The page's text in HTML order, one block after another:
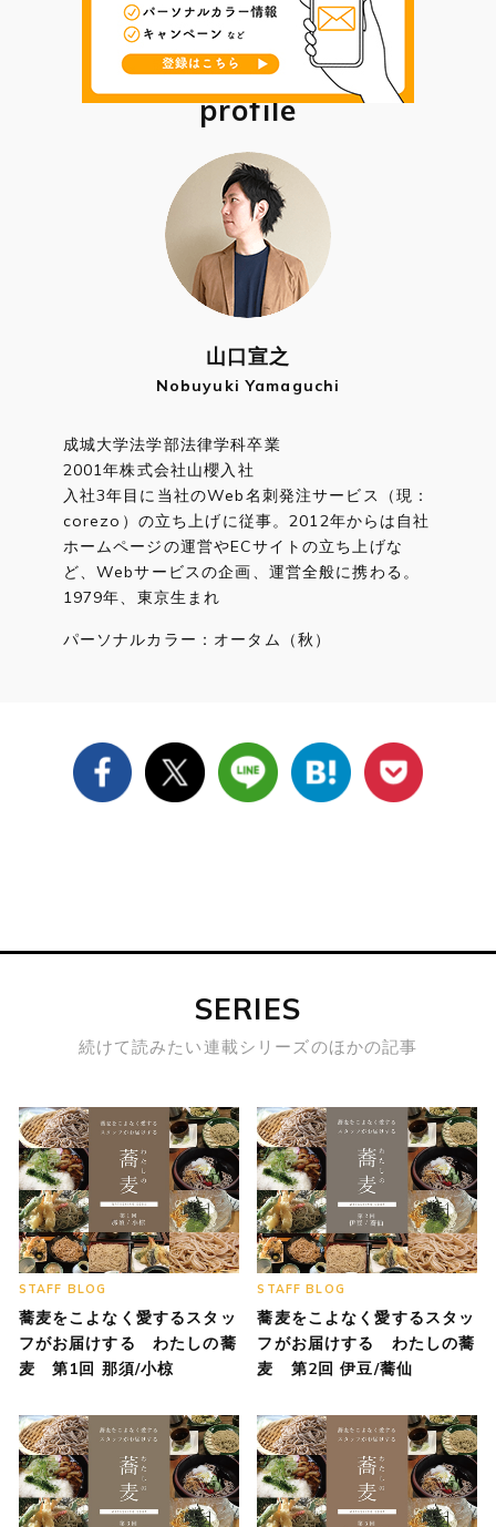
profile
山口宣之
Nobuyuki Yamaguchi
成城大学法学部法律学科卒業
2001年株式会社山櫻入社
入社3年目に当社のWeb名刺発注サービス（現：
corezo）の立ち上げに従事。2012年からは自社
ホームページの運営やECサイトの立ち上げな
ど、Webサービスの企画、運営全般に携わる。
1979年、東京生まれ
パーソナルカラー：オータム（秋）
SERIES
続けて読みたい連載シリーズのほかの記事
STAFF BLOG
蕎麦をこよなく愛するスタッ
フがお届けする わたしの蕎
麦 第1回 那須/小椋
STAFF BLOG
蕎麦をこよなく愛するスタッ
フがお届けする わたしの蕎
麦 第2回 伊豆/蕎仙